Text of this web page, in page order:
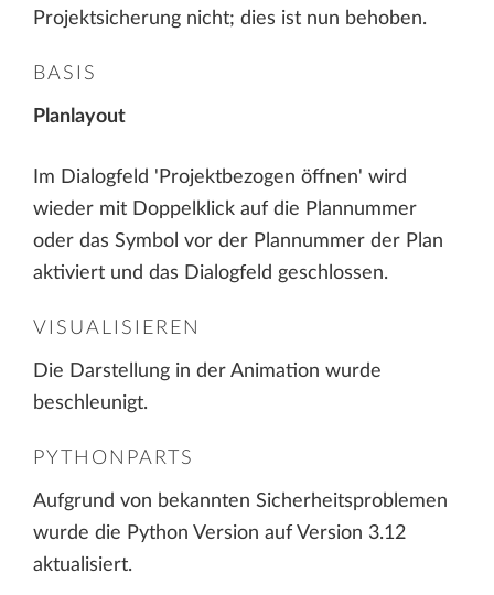
Projektsicherung nicht; dies ist nun behoben.
BASIS
Planlayout
Im Dialogfeld 'Projektbezogen öffnen' wird
wieder mit Doppelklick auf die Plannummer
oder das Symbol vor der Plannummer der Plan
aktiviert und das Dialogfeld geschlossen.
VISUALISIEREN
Die Darstellung in der Animation wurde
beschleunigt.
PYTHONPARTS
Aufgrund von bekannten Sicherheitsproblemen
wurde die Python Version auf Version 3.12
aktualisiert.